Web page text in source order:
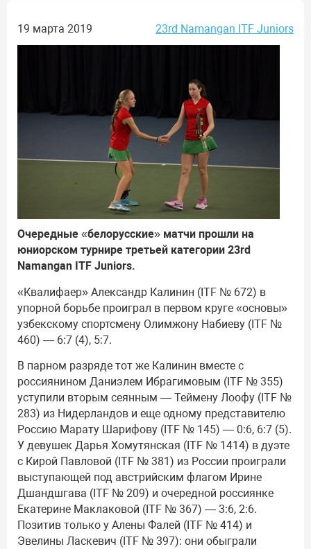
19 марта 2019 23rd Namangan ITF Juniors
Очередные «белорусские» матчи прошли на
юниорском турнире третьей категории 23rd
Namangan ITF Juniors.
«Квалифаер» Александр Калинин (ITF № 672) в
упорной борьбе проиграл в первом круге «основы»
узбекскому спортсмену Олимжону Набиеву (ITF №
460) — 6:7 (4), 5:7.
В парном разряде тот же Калинин вместе с
россиянином Даниэлем Ибрагимовым (ITF № 355)
уступили вторым сеянным — Теймену Лоофу (ITF №
283) из Нидерландов и еще одному представителю
Россию Марату Шарифову (ITF № 145) — 0:6, 6:7 (5).
У девушек Дарья Хомутянская (ITF № 1414) в дуэте
с Кирой Павловой (ITF № 381) из России проиграли
выступающей под австрийским флагом Ирине
Дшандшгава (ITF № 209) и очередной россиянке
Екатерине Маклаковой (ITF № 367) — 3:6, 2:6.
Позитив только у Алены Фалей (ITF № 414) и
Эвелины Ласкевич (ITF № 397): они обыграли